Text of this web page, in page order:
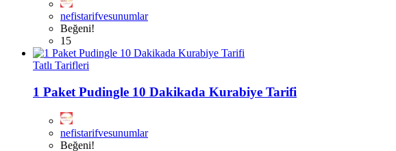
nefistarifvesunumlar
Beğeni!
15
Tatlı Tarifleri
1 Paket Pudingle 10 Dakikada Kurabiye Tarifi
nefistarifvesunumlar
Beğeni!